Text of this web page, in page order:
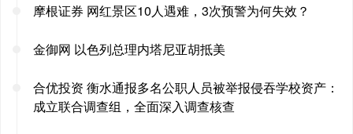
摩根证券 网红景区10人遇难，3次预警为何失效？
金御网 以色列总理内塔尼亚胡抵美
合优投资 衡水通报多名公职人员被举报侵吞学校资产：
成立联合调查组，全面深入调查核查